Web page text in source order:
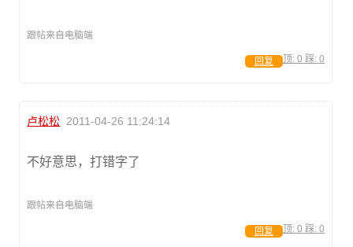
跟帖来自电脑端
顶: 0 踩: 0
回复
卢松松 2011-04-26 11:24:14
不好意思，打错字了
跟帖来自电脑端
顶: 0 踩: 0
回复